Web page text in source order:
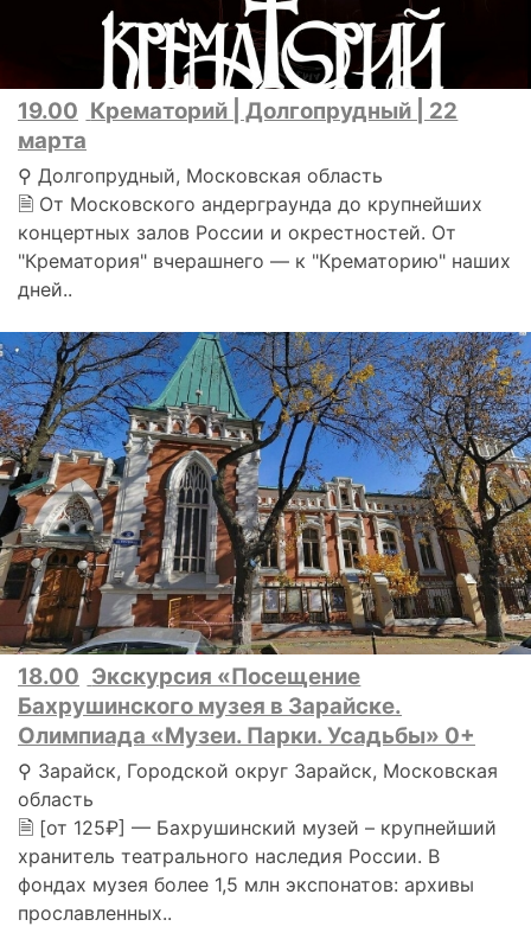
19.00 Крематорий | Долгопрудный | 22
марта
⚲ Долгопрудный, Московская область
🗎 От Московского андерграунда до крупнейших
концертных залов России и окрестностей. От
"Крематория" вчерашнего — к "Крематорию" наших
дней..
18.00 Экскурсия «Посещение
Бахрушинского музея в Зарайске.
Олимпиада «Музеи. Парки. Усадьбы» 0+
⚲ Зарайск, Городской округ Зарайск, Московская
область
🗎 [от 125₽] — Бахрушинский музей – крупнейший
хранитель театрального наследия России. В
фондах музея более 1,5 млн экспонатов: архивы
прославленных..